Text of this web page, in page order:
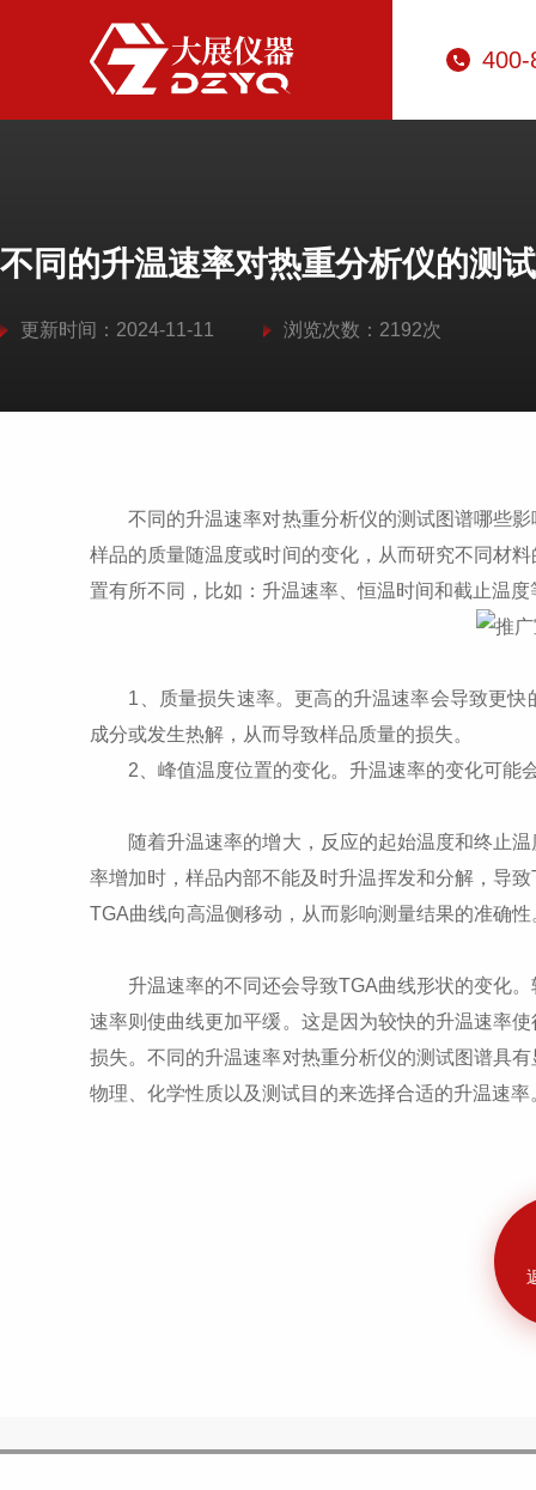
400-
不同的升温速率对热重分析仪的测
更新时间：2024-11-11 浏览次数：2192次
不同的升温速率对热重分析仪的测试图谱哪些影
样品的质量随温度或时间的变化，从而研究不同材
置有所不同，比如：升温速率、恒温时间和截止温
1、质量损失速率。更高的升温速率会导致更快
成分或发生热解，从而导致样品质量的损失。
2、峰值温度位置的变化。升温速率的变化可能
随着升温速率的增大，反应的起始温度和终止温
率增加时，样品内部不能及时升温挥发和分解，导
TGA曲线向高温侧移动，从而影响测量结果的准确性
升温速率的不同还会导致TGA曲线形状的变化。
速率则使曲线更加平缓。这是因为较快的升温速率
损失。不同的升温速率对热重分析仪的测试图谱具
物理、化学性质以及测试目的来选择合适的升温速率